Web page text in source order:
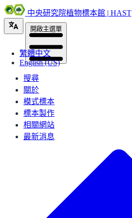
中央研究院植物標本館 | HAST
繁體中文
English (US)
開啟主選單
搜尋
關於
模式標本
標本製作
相關網站
最新消息